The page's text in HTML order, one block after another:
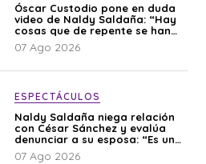
Óscar Custodio pone en duda
video de Naldy Saldaña: “Hay
cosas que de repente se han
editado”
07 Ago 2026
ESPECTÁCULOS
Naldy Saldaña niega relación
con César Sánchez y evalúa
denunciar a su esposa: “Es una
difamación”
07 Ago 2026